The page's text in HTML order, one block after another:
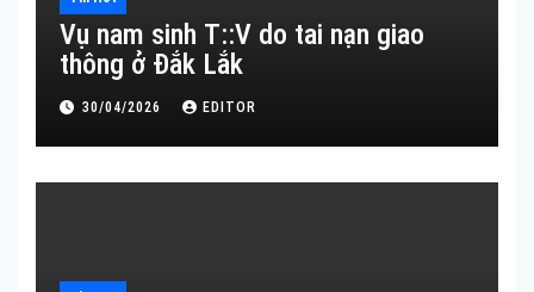
Vụ nam sinh T::V do tai nạn giao
thông ở Đắk Lắk
30/04/2026 EDITOR